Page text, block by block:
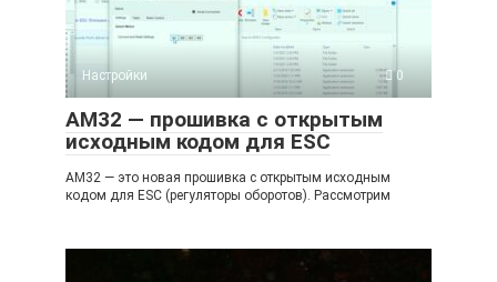
Настройки 0
АМ32 — прошивка с открытым
исходным кодом для ESC
АМ32 — это новая прошивка с открытым исходным
кодом для ESC (регуляторы оборотов). Рассмотрим